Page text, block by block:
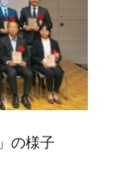
の様子